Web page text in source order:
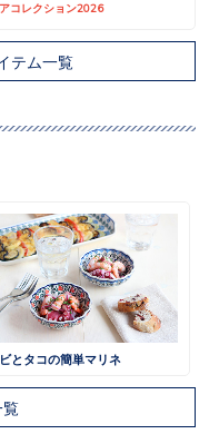
コレクション2026
テム一覧
とタコの簡単マリネ
覧